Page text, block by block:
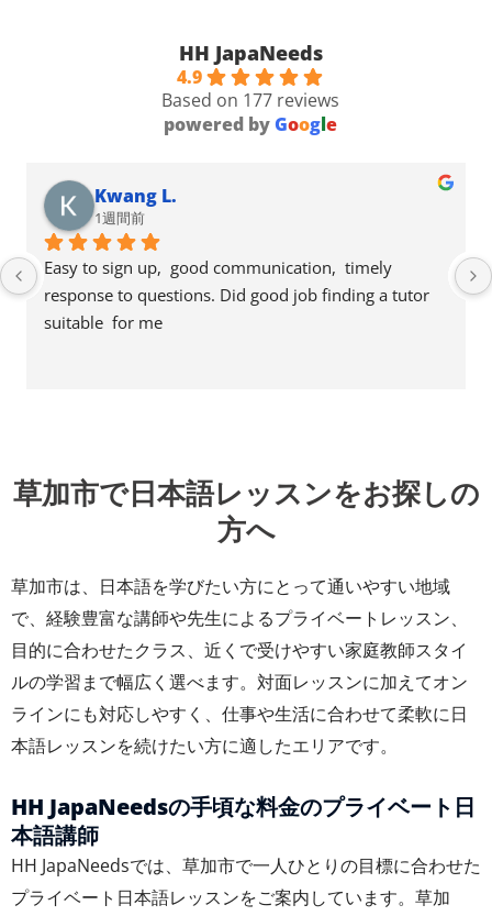
HH JapaNeeds
4.9
Based on 177 reviews
powered byGoogle
Kwang L.
1週間前
Easy to sign up,  good communication,  timely
response to questions. Did good job finding a tutor
suitable  for me
草加市で日本語レッスンをお探しの
方へ
草加市は、日本語を学びたい方にとって通いやすい地域
で、経験豊富な講師や先生によるプライベートレッスン、
目的に合わせたクラス、近くで受けやすい家庭教師スタイ
ルの学習まで幅広く選べます。対面レッスンに加えてオン
ラインにも対応しやすく、仕事や生活に合わせて柔軟に日
本語レッスンを続けたい方に適したエリアです。
HH JapaNeedsの手頃な料金のプライベート日
本語講師
HH JapaNeedsでは、草加市で一人ひとりの目標に合わせた
プライベート日本語レッスンをご案内しています。草加